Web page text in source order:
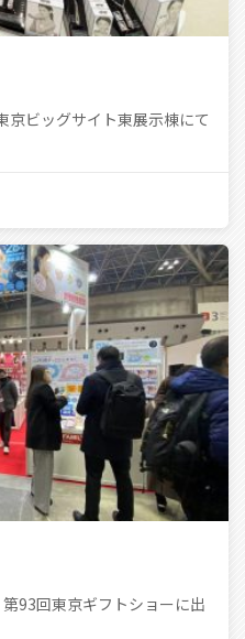
京ビッグサイト東展示棟にて
93回東京ギフトショーに出